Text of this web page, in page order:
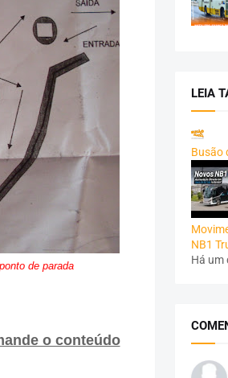
de parada
o conteúdo
LEIA
Busão
NB1
Há um